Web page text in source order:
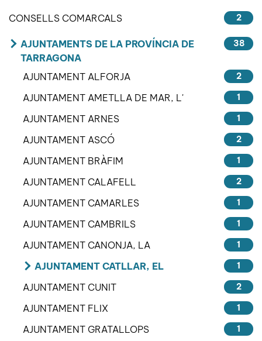
CONSELLS COMARCALS 2
AJUNTAMENTS DE LA PROVÍNCIA DE
TARRAGONA
38
AJUNTAMENT ALFORJA 2
AJUNTAMENT AMETLLA DE MAR, L' 1
AJUNTAMENT ARNES 1
AJUNTAMENT ASCÓ 2
AJUNTAMENT BRÀFIM 1
AJUNTAMENT CALAFELL 2
AJUNTAMENT CAMARLES 1
AJUNTAMENT CAMBRILS 1
AJUNTAMENT CANONJA, LA 1
AJUNTAMENT CATLLAR, EL 1
AJUNTAMENT CUNIT 2
AJUNTAMENT FLIX 1
AJUNTAMENT GRATALLOPS 1